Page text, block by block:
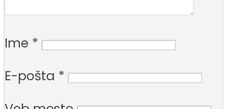
Ime *
E-pošta *